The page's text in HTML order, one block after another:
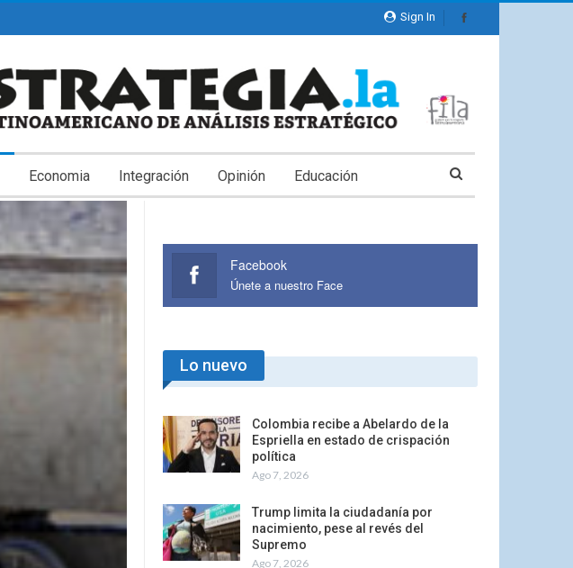
Sign In
Economia Integración Opinión Educación
Facebook
Únete a nuestro Face
Lo nuevo
Colombia recibe a Abelardo de la
Espriella en estado de crispación
política
Ago 7, 2026
Trump limita la ciudadanía por
nacimiento, pese al revés del
Supremo
Ago 7, 2026